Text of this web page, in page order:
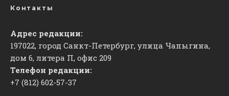
Контакты
Адрес редакции:
197022, город Санкт-Петербург, улица Чапыгина,
дом 6, литера П, офис 209
Телефон редакции:
+7 (812) 602-57-37